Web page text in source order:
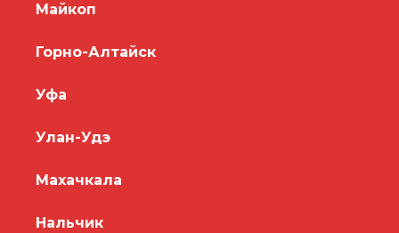
Майкоп
Горно-Алтайск
Уфа
Улан-Удэ
Махачкала
Нальчик